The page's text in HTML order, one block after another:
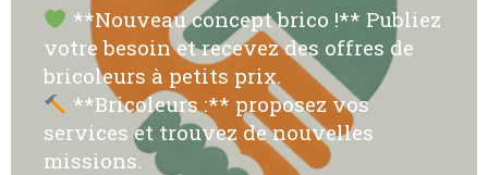
**Nouveau concept brico !** Publiez
votre besoin et recevez des offres de
bricoleurs à petits prix.
**Bricoleurs :** proposez vos
services et trouvez de nouvelles
missions.